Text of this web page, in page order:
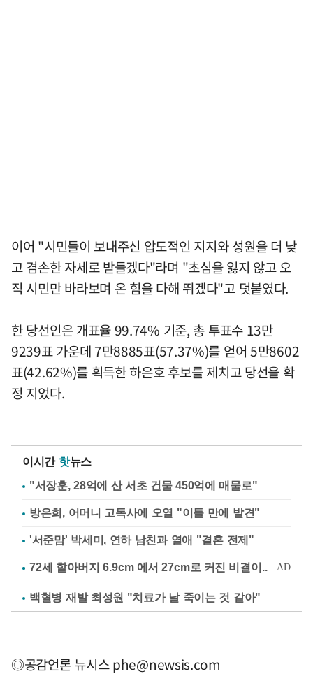
이어 "시민들이 보내주신 압도적인 지지와 성원을 더 낮
고 겸손한 자세로 받들겠다"라며 "초심을 잃지 않고 오
직 시민만 바라보며 온 힘을 다해 뛰겠다"고 덧붙였다.
한 당선인은 개표율 99.74% 기준, 총 투표수 13만
9239표 가운데 7만8885표(57.37%)를 얻어 5만8602
표(42.62%)를 획득한 하은호 후보를 제치고 당선을 확
정 지었다.
이시간 핫뉴스
"서장훈, 28억에 산 서초 건물 450억에 매물로"
방은희, 어머니 고독사에 오열 "이틀 만에 발견"
'서준맘' 박세미, 연하 남친과 열애 "결혼 전제"
백혈병 재발 최성원 "치료가 날 죽이는 것 같아"
◎공감언론 뉴시스phe@newsis.com